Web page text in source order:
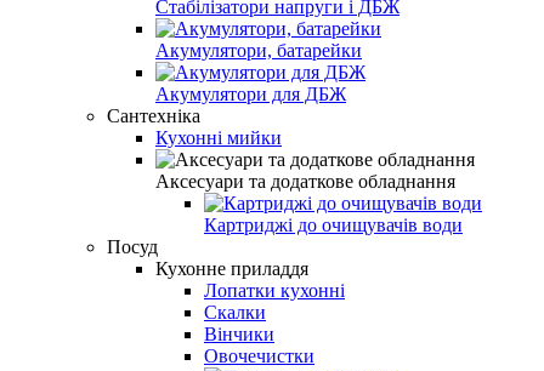
Стабiлiзатори напруги i ДБЖ
Акумулятори, батарейки
Акумулятори для ДБЖ
Сантехніка
Кухонні мийки
Аксесуари та додаткове обладнання
Картриджі до очищувачів води
Посуд
Кухонне приладдя
Лопатки кухонні
Скалки
Вінчики
Овочечистки